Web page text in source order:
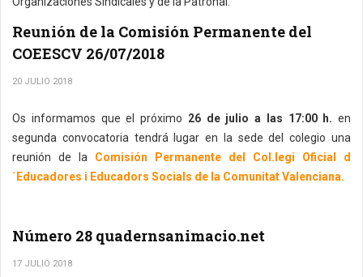
Reunión de la Comisión Permanente del
COEESCV 26/07/2018
20 JULIO 2018
Os informamos que el próximo 26 de julio a las 17:00 h. en
segunda convocatoria tendrá lugar en la sede del colegio una
reunión de la
Comisión Permanente del Col.legi Oficial d
´Educadores i Educadors Socials de la Comunitat Valenciana.
Número 28 quadernsanimacio.net
17 JULIO 2018